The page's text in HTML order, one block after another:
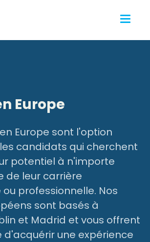
Europe
Europe sont l'option
candidats qui cherchent
potentiel à n'importe
de leur carrière
professionnelle. Nos
sont basés à
et Madrid et vous offrent
d'acquérir une expérience